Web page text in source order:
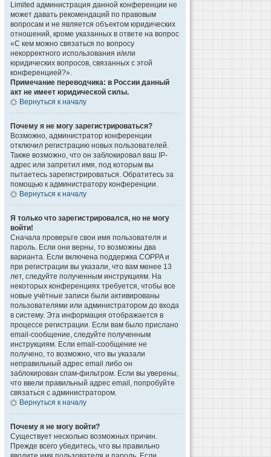
Limited администрация данной конференции не
может давать рекомендаций по правовым
вопросам и не является объектом юридических
отношений, кроме указанных в ответе на вопрос
«С кем можно связаться по вопросу
некорректного использования и/или
юридических вопросов, связанных с этой
конференцией?».
Примечание переводчика: в России данный
акт не имеет юридической силы.
Вернуться к началу
Почему я не могу зарегистрироваться?
Возможно, администратор конференции
отключил регистрацию новых пользователей.
Также возможно, что он заблокировал ваш IP-
адрес или запретил имя, под которым вы
пытаетесь зарегистрироваться. Обратитесь за
помощью к администратору конференции.
Вернуться к началу
Я только что зарегистрировался, но не могу
войти!
Сначала проверьте свои имя пользователя и
пароль. Если они верны, то возможны два
варианта. Если включена поддержка COPPA и
при регистрации вы указали, что вам менее 13
лет, следуйте полученным инструкциям. На
некоторых конференциях требуется, чтобы все
новые учётные записи были активированы
пользователями или администратором до входа
в систему. Эта информация отображается в
процессе регистрации. Если вам было прислано
email-сообщение, следуйте полученным
инструкциям. Если email-сообщение не
получено, то возможно, что вы указали
неправильный адрес email либо он
заблокирован спам-фильтром. Если вы уверены,
что ввели правильный адрес email, попробуйте
связаться с администратором.
Вернуться к началу
Почему я не могу войти?
Существует несколько возможных причин.
Прежде всего убедитесь, что вы правильно